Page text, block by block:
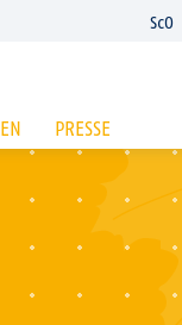
ScO
PRESSE